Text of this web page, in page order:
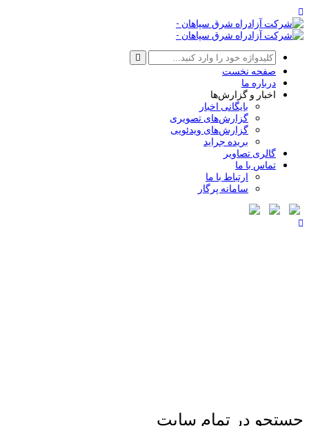
صفحه نخست
درباره ما
اخبار و گزارش‌ها
بایگانی اخبار
گزارش‌های تصویری
گزارش‌های ویدئویی
بریده جراید
گالری تصاویر
تماس با ما
ارتباط با ما
سامانه پرگار
جستجو در تمام سایت